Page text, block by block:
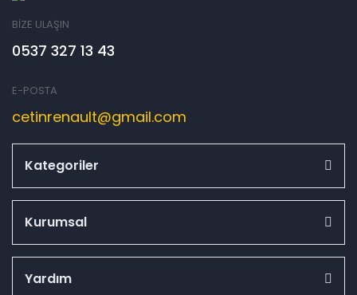
BİZE ULAŞIN
0537 327 13 43
E-POSTA
cetinrenault@gmail.com
Kategoriler
Kurumsal
Yardım